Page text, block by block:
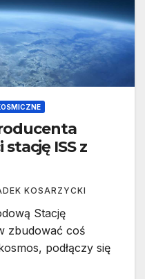
ISS z
KOSARZYCKI
Stację
zbudować coś
podłączy się